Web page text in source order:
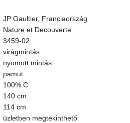
JP Gaultier, Franciaország
Nature et Decouverte
3459-02
virágmintás
nyomott mintás
pamut
100% C
140 cm
114 cm
üzletben megtekinthető